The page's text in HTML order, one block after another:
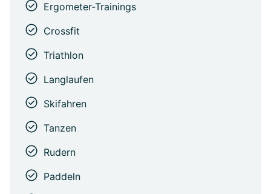
Ergometer-Trainings
Crossfit
Triathlon
Langlaufen
Skifahren
Tanzen
Rudern
Paddeln